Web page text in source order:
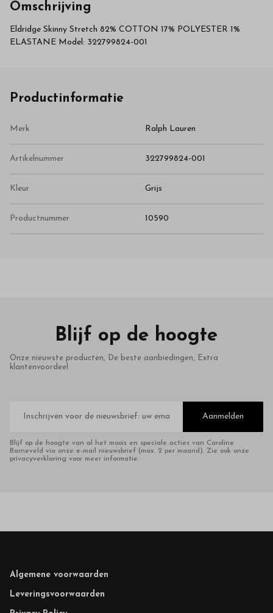
Omschrijving
Eldridge Skinny Stretch 82% COTTON 17% POLYESTER 1%
ELASTANE Model: 322799824-001
Productinformatie
Merk Ralph Lauren
Artikelnummer 322799824-001
Kleur Grijs
Productnummer 10590
Blijf op de hoogte
Onze nieuwste producten, De beste aanbiedingen, Extra
klantenvoordeel
mailadres
Aanmelden
Blijf op de hoogte van al het moois en speciale acties van Caroline
Barneveld via onze e-mail nieuwsbrief (max. 2 per maand). Zie ook onze
privacyverklaring voor meer informatie.
Footer
Algemene voorwaarden
Leveringsvoorwaarden